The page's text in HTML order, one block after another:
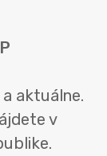
aktuálne.
v